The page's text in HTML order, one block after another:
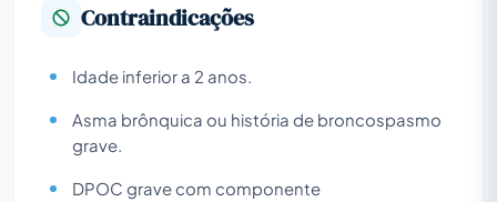
Contraindicações
Idade inferior a 2 anos.
Asma brônquica ou história de broncospasmo
grave.
DPOC grave com componente